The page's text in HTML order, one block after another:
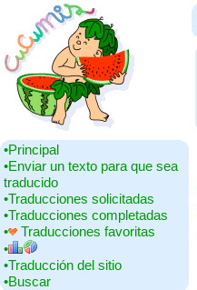
•‎Principal
•‎Enviar un texto para que sea
traducido
•‎Traducciones solicitadas
•‎Traducciones completadas
•‎
Traducciones favoritas
•‎
•‎Traducción del sitio
•‎Buscar